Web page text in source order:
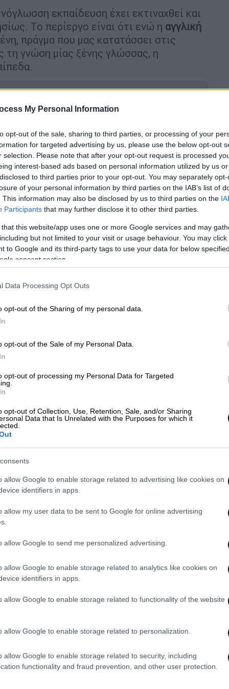
My Personal Information
opt-out of the sale, sharing to third parties, or processing of your
for targeted advertising by us, please use the below opt-out
selection. Please note that after your opt-out request is processed
interest-based ads based on personal information utilized by us
to third parties prior to your opt-out. You may separately
of your personal information by third parties on the IAB’s list of
This information may also be disclosed by us to third parties on the
Participants that may further disclose it to other third parties.
that this website/app uses one or more Google services and may
but not limited to your visit or usage behaviour. You may
to Google and its third-party tags to use your data for below
consent section.
Data Processing Opt Outs
opt-out of the Sharing of my personal data.
opt-out of the Sale of my Personal Data.
opt-out of processing my Personal Data for Targeted
opt-out of Collection, Use, Retention, Sale, and/or Sharing
Data that Is Unrelated with the Purposes for which it
allow Google to enable storage related to advertising like cookies on
identifiers in apps.
allow my user data to be sent to Google for online advertising
allow Google to send me personalized advertising.
allow Google to enable storage related to analytics like cookies on
identifiers in apps.
allow Google to enable storage related to functionality of the website
allow Google to enable storage related to personalization.
allow Google to enable storage related to security, including
functionality and fraud prevention, and other user protection.
εκπαίδευση έχει εκτιναχθεί και
Το περίεργο είναι ότι ενώ η αγγλική
πράγμα που μας κατατάσσει στις
τη γνώση μίας ξένης γλώσσας, η
θέματα για Αρχές Οργάνωσης και
Υπολογιστών και Στοιχεία
γλωσσών υπολείπεται σημαντικά του
αμελητέο ποσοστό του πληθυσμού
ξένης γλώσσας. Τα παραπάνω
που δημοσιεύει το ΚΑΝΕΠ-ΓΣΕΕ και
είναι:
για την
περίπου 777 εκ. ευρώ κατευθύνθηκαν
αύξηση 12,6% σε σχέση με το
τιμές). Παρά τις επιπτώσεις
η επένδυση στην
γεγονός που επιβεβαιώνει τη σημασία
μόρφωση και την επαγγελματική
να τονιστεί ότι η δαπάνη για την
υψηλότερη και από αυτήν για την
εκ. ευρώ το 2023 βάσει της έρευνας του
έχει εγκαταλείψει την
νοικοκυριά για την ξενόγλωσση
ότι το δημόσιο εκπαιδευτικό
Σύμφωνα με τα συγκριτικά στοιχεία
τον
κρατών-μελών της ΕΕ! Οι μαθητές στην
1,8 ώρες την εβδομάδα, έναντι 3,6
που κατατάσσει τη χώρα στην
χρόνο στη γλωσσική διδασκαλία.
απαντήσεις των ερωτώμενων μαθητών
βασικός πυλώνας της
αναφορές σχετίζονται με τηνκάλυψη
αποτελεσματικά ξένες γλώσσες (29%
με τη λειτουργία των Κέντρων ως